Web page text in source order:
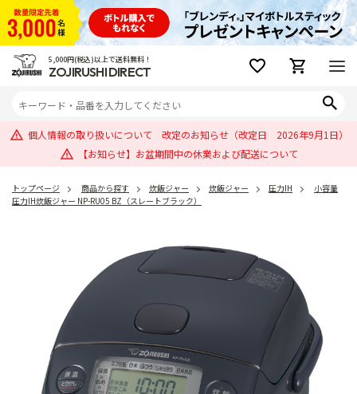
5,000円(税込)以上で送料無料！
ZOJIRUSHI DIRECT
個人情報の取り扱いについて 改定のお知らせ（改定日 2026年9月1日）
【お知らせ】お盆期間中の休業および配送について
トップページ 商品から探す 炊飯ジャー 炊飯ジャー 圧力IH
小容量
圧力IH炊飯ジャー NP-RU05 BZ（スレートブラック）